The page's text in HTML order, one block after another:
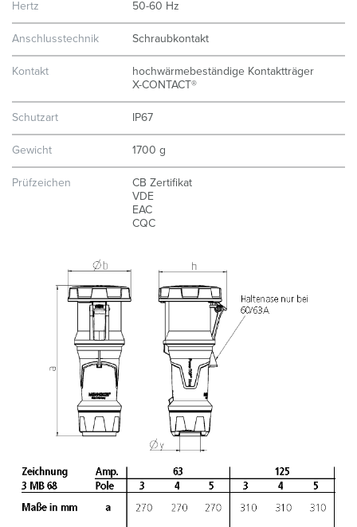
Hertz 50-60 Hz
Anschlusstechnik Schraubkontakt
Kontakt
hochwärmebeständige Kontaktträger
X-CONTACT®
Schutzart IP67
Gewicht 1700 g
Prüfzeichen
CB Zertifikat
VDE
EAC
CQC